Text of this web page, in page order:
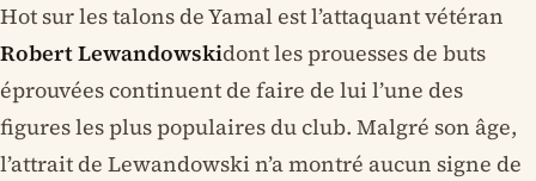
Hot sur les talons de Yamal est l’attaquant vétéran
Robert Lewandowskidont les prouesses de buts
éprouvées continuent de faire de lui l’une des
figures les plus populaires du club. Malgré son âge,
l’attrait de Lewandowski n’a montré aucun signe de